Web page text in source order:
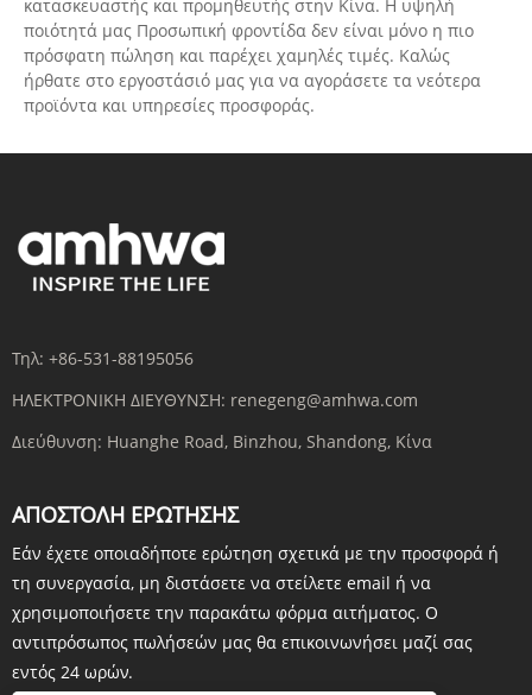
κατασκευαστής και προμηθευτής στην Κίνα. Η υψηλή
ποιότητά μας Προσωπική φροντίδα δεν είναι μόνο η πιο
πρόσφατη πώληση και παρέχει χαμηλές τιμές. Καλώς
ήρθατε στο εργοστάσιό μας για να αγοράσετε τα νεότερα
προϊόντα και υπηρεσίες προσφοράς.
Τηλ: +86-531-88195056
ΗΛΕΚΤΡΟΝΙΚΗ ΔΙΕΥΘΥΝΣΗ: renegeng@amhwa.com
Διεύθυνση: Huanghe Road, Binzhou, Shandong, Κίνα
ΑΠΟΣΤΟΛΉ ΕΡΏΤΗΣΗΣ
Εάν έχετε οποιαδήποτε ερώτηση σχετικά με την προσφορά ή
τη συνεργασία, μη διστάσετε να στείλετε email ή να
χρησιμοποιήσετε την παρακάτω φόρμα αιτήματος. Ο
αντιπρόσωπος πωλήσεών μας θα επικοινωνήσει μαζί σας
εντός 24 ωρών.